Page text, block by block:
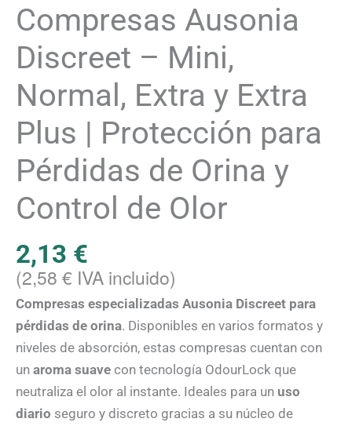
Compresas Ausonia
Discreet – Mini,
Normal, Extra y Extra
Plus | Protección para
Pérdidas de Orina y
Control de Olor
2,13 €
(2,58 € IVA incluido)
Compresas especializadas Ausonia Discreet para
pérdidas de orina. Disponibles en varios formatos y
niveles de absorción, estas compresas cuentan con
un aroma suave con tecnología OdourLock que
neutraliza el olor al instante. Ideales para un uso
diario seguro y discreto gracias a su núcleo de
Extra
Protección
para
Pérdidas
de
Orina
Control
Olor
cantidad